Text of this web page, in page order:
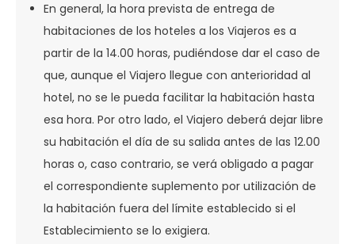
En general, la hora prevista de entrega de
habitaciones de los hoteles a los Viajeros es a
partir de la 14.00 horas, pudiéndose dar el caso de
que, aunque el Viajero llegue con anterioridad al
hotel, no se le pueda facilitar la habitación hasta
esa hora. Por otro lado, el Viajero deberá dejar libre
su habitación el día de su salida antes de las 12.00
horas o, caso contrario, se verá obligado a pagar
el correspondiente suplemento por utilización de
la habitación fuera del límite establecido si el
Establecimiento se lo exigiera.